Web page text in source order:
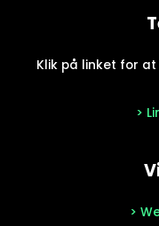
Klik på linket for
>
>